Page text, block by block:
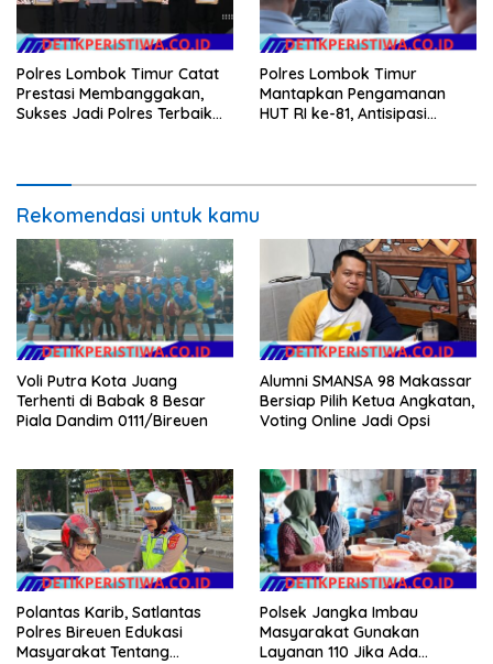
Polres Lombok Timur Catat
Prestasi Membanggakan,
Sukses Jadi Polres Terbaik
Polres Lombok Timur
Mantapkan Pengamanan
HUT RI ke-81, Antisipasi
Rekomendasi untuk kamu
Voli Putra Kota Juang
Terhenti di Babak 8 Besar
Piala Dandim 0111/Bireuen
Alumni SMANSA 98 Makassar
Bersiap Pilih Ketua Angkatan,
Voting Online Jadi Opsi
Polantas Karib, Satlantas
Polres Bireuen Edukasi
Masyarakat Tentang
Polsek Jangka Imbau
Masyarakat Gunakan
Layanan 110 Jika Ada